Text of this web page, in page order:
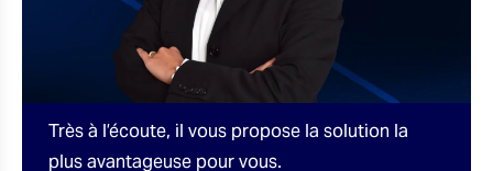
Très à l’écoute, il vous propose la solution la
plus avantageuse pour vous.